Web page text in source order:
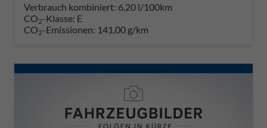
Verbrauch kombiniert: 6,20 l/100km
CO2-Klasse: E
CO2-Emissionen: 141,00 g/km